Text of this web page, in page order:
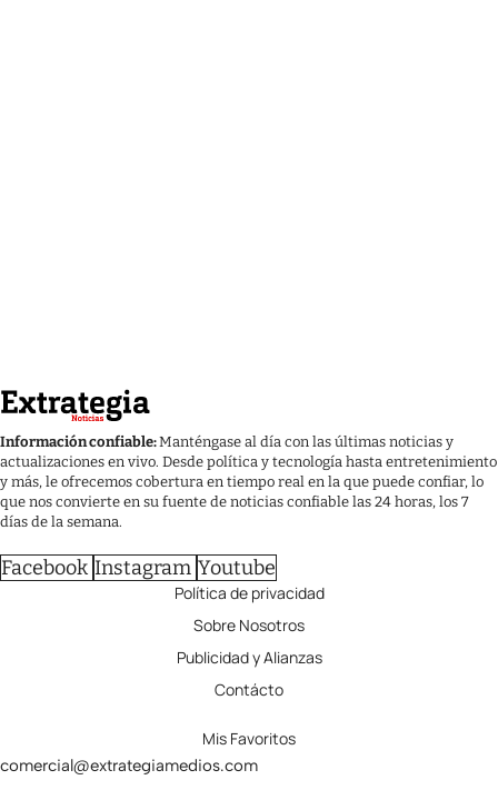
Información confiable:Manténgase al día con las últimas noticias y
actualizaciones en vivo. Desde política y tecnología hasta entretenimiento
y más, le ofrecemos cobertura en tiempo real en la que puede confiar, lo
que nos convierte en su fuente de noticias confiable las 24 horas, los 7
días de la semana.
Facebook Instagram Youtube
Política de privacidad
Sobre Nosotros
Publicidad y Alianzas
Contácto
Mis Favoritos
comercial@extrategiamedios.com